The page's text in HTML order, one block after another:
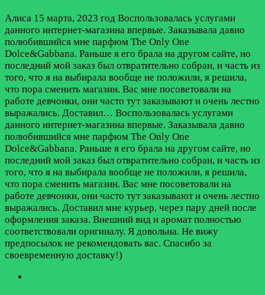
Алиса 15 марта, 2023 год Воспользовалась услугами
данного интернет-магазина впервые. Заказывала давно
полюбившийся мне парфюм The Only One
Dolce&Gabbana. Раньше я его брала на другом сайте, но
последний мой заказ был отвратительно собран, и часть из
того, что я на выбирала вообще не положили, я решила,
что пора сменить магазин. Вас мне посоветовали на
работе девчонки, они часто тут заказывают и очень лестно
выражались. Доставил… Воспользовалась услугами
данного интернет-магазина впервые. Заказывала давно
полюбившийся мне парфюм The Only One
Dolce&Gabbana. Раньше я его брала на другом сайте, но
последний мой заказ был отвратительно собран, и часть из
того, что я на выбирала вообще не положили, я решила,
что пора сменить магазин. Вас мне посоветовали на
работе девчонки, они часто тут заказывают и очень лестно
выражались. Доставил мне курьер, через пару дней после
оформления заказа. Внешний вид и аромат полностью
соответствовали оригиналу. Я довольна. Не вижу
предпосылок не рекомендовать вас. Спасибо за
своевременную доставку!)